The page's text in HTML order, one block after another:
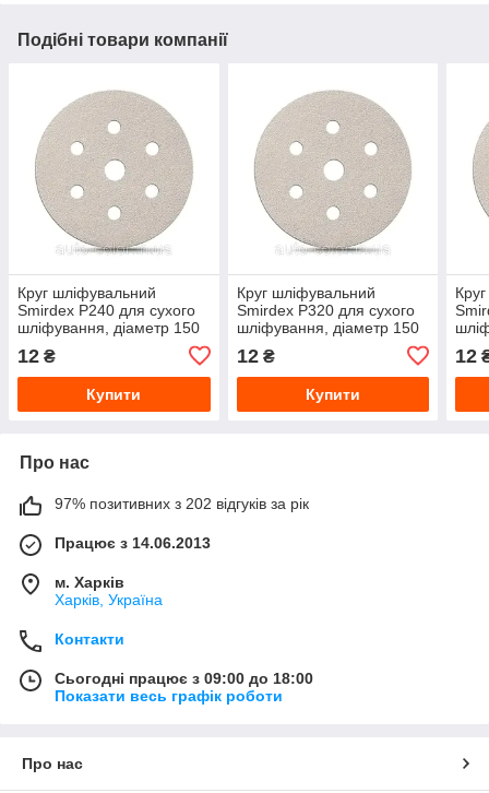
Подібні товари компанії
Круг шліфувальний
Smirdex P240 для сухого
шліфування, діаметр 150
12 ₴
Купити
Круг шліфувальний
Smirdex P320 для сухого
шліфування, діаметр 150
12₴
Купити
12
Про нас
97% позитивних з 202 відгуків за рік
Працює з 14.06.2013
м. Харків
Харків, Україна
Контакти
Сьогодні працює з 09:00 до 18:00
Показати весь графік роботи
Про нас